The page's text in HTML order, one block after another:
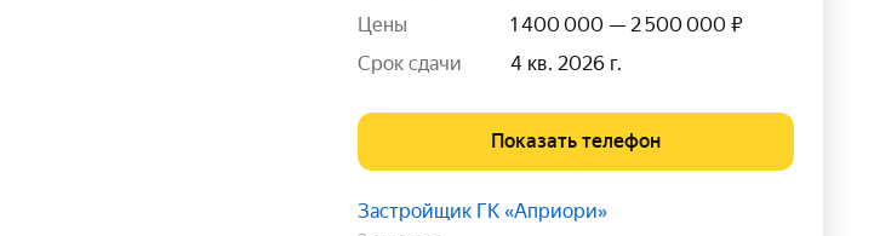
Цены
1 400 000 — 2 500 000 ₽
Срок сдачи
4 кв. 2026 г.
Показать телефон
Застройщик ГК «Априори»